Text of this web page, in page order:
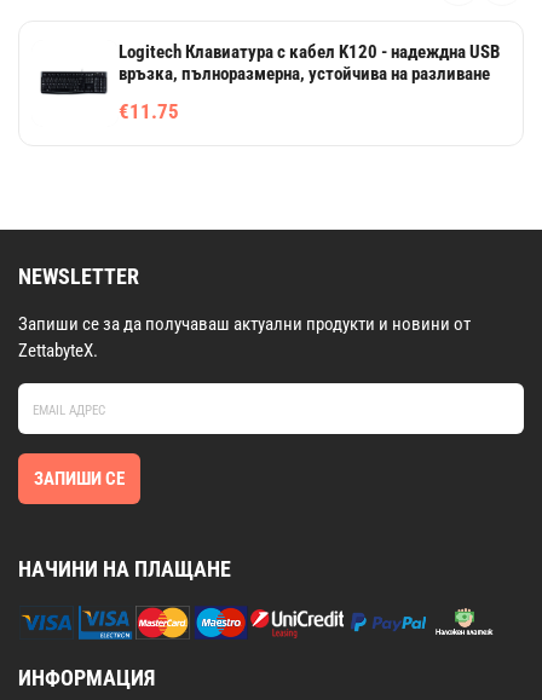
Logitech Клавиатура с кабел K120 - надеждна USB
връзка, пълноразмерна, устойчива на разливане
€11.75
NEWSLETTER
Запиши се за да получаваш актуални продукти и новини от
ZettabyteX.
ЗАПИШИ СЕ
НАЧИНИ НА ПЛАЩАНЕ
ИНФОРМАЦИЯ